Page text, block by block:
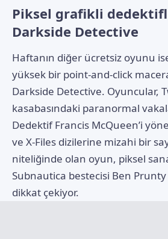
Piksel grafikli
Darkside Detective
Haftanın diğer ücretsiz oyunu
yüksek bir point-and-click
Darkside Detective. Oyuncular,
kasabasındaki paranormal
Dedektif Francis McQueen’i
ve X-Files dizilerine mizahi bir
niteliğinde olan oyun, piksel
Subnautica bestecisi Ben
dikkat çekiyor.